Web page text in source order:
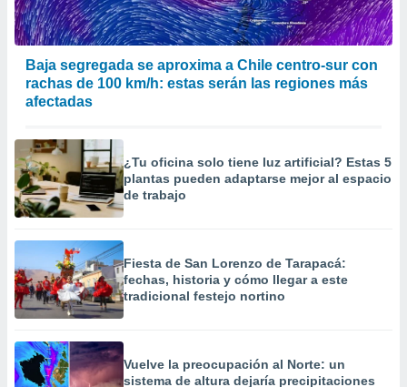
Baja segregada se aproxima a Chile centro-sur con
rachas de 100 km/h: estas serán las regiones más
afectadas
¿Tu oficina solo tiene luz artificial? Estas 5
plantas pueden adaptarse mejor al espacio
de trabajo
Fiesta de San Lorenzo de Tarapacá:
fechas, historia y cómo llegar a este
tradicional festejo nortino
Vuelve la preocupación al Norte: un
sistema de altura dejaría precipitaciones